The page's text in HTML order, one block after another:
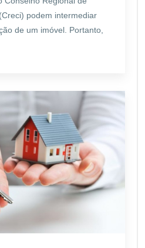
podem intermediar
de um imóvel. Portanto,